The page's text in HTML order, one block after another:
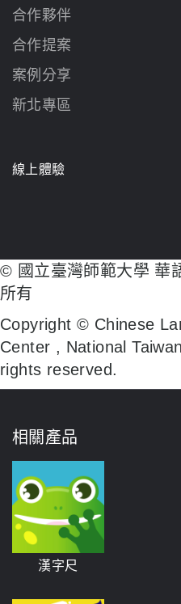
合作夥伴
合作提案
案例分享
新北專區
線上體驗
© 國立臺灣師範大學 華
所有
Copyright © Chinese
Center , National
rights reserved.
相關產品
漢字尺